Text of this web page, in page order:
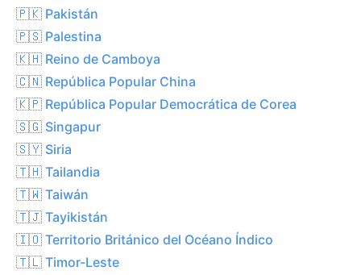
🇵🇰 Pakistán
🇵🇸 Palestina
🇰🇭 Reino de Camboya
🇨🇳 República Popular China
🇰🇵 República Popular Democrática de Corea
🇸🇬 Singapur
🇸🇾 Siria
🇹🇭 Tailandia
🇹🇼 Taiwán
🇹🇯 Tayikistán
🇮🇴 Territorio Británico del Océano Índico
🇹🇱 Timor-Leste